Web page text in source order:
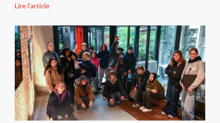
Lire l'article